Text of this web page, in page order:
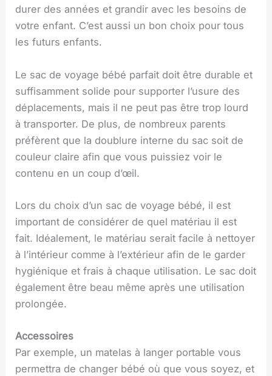
durer des années et grandir avec les besoins de
votre enfant. C’est aussi un bon choix pour tous
les futurs enfants.
Le sac de voyage bébé parfait doit être durable et
suffisamment solide pour supporter l’usure des
déplacements, mais il ne peut pas être trop lourd
à transporter. De plus, de nombreux parents
préfèrent que la doublure interne du sac soit de
couleur claire afin que vous puissiez voir le
contenu en un coup d’œil.
Lors du choix d’un sac de voyage bébé, il est
important de considérer de quel matériau il est
fait. Idéalement, le matériau serait facile à nettoyer
à l’intérieur comme à l’extérieur afin de le garder
hygiénique et frais à chaque utilisation. Le sac doit
également être beau même après une utilisation
prolongée.
Accessoires
Par exemple, un matelas à langer portable vous
permettra de changer bébé où que vous soyez, et